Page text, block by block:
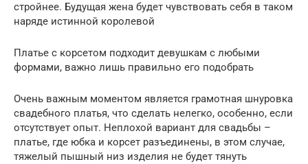
стройнее. Будущая жена будет чувствовать себя в таком
наряде истинной королевой
Платье с корсетом подходит девушкам с любыми
формами, важно лишь правильно его подобрать
Очень важным моментом является грамотная шнуровка
свадебного платья, что сделать нелегко, особенно, если
отсутствует опыт. Неплохой вариант для свадьбы –
платье, где юбка и корсет разъединены, в этом случае,
тяжелый пышный низ изделия не будет тянуть